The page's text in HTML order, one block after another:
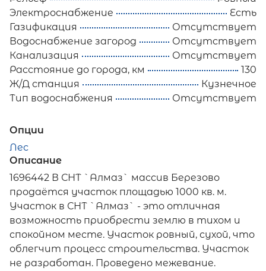
Электроснабжение
Есть
Газификация
Отсутствует
Водоснабжение загород
Отсутствует
Канализация
Отсутствует
Расстояние до города, км
130
Ж/Д станция
Кузнечное
Тип водоснабжения
Отсутствует
Опции
Лес
Описание
1696442 В СНТ `Алмаз` массив Березово
продаëтся участок площадью 1000 кв. м.
Участок в СНТ `Алмаз` - это отличная
возможность приобрести землю в тихом и
спокойном месте. Участок ровный, сухой, что
облегчит процесс строительства. Участок
не разработан. Проведено межевание.